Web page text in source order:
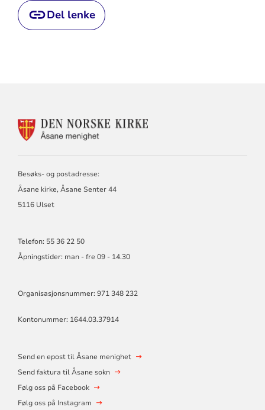
Del lenke
KONTAKTINFORMASJON
Besøks- og postadresse:
Åsane kirke, Åsane Senter 44
5116 Ulset
Telefon: 55 36 22 50
Åpningstider: man - fre 09 - 14.30
Organisasjonsnummer: 971 348 232
Kontonummer: 1644.03.37914
Send en epost til Åsane menighet
Send faktura til Åsane sokn
Følg oss på Facebook
Følg oss på Instagram